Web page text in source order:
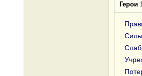
Герои